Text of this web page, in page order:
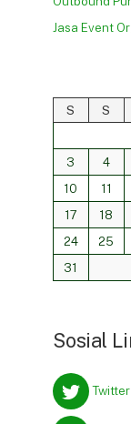
Jasa Event
S S
3
4
10
11
17
18
24
25
31
Sosial
Twitter